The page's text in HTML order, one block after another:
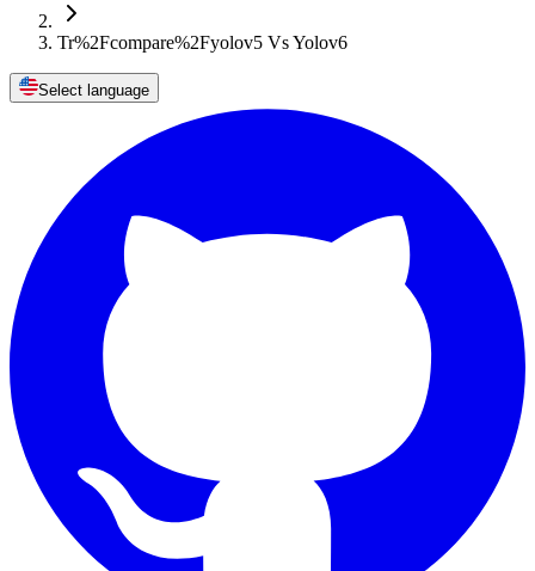
Tr%2Fcompare%2Fyolov5 Vs Yolov6
Select language